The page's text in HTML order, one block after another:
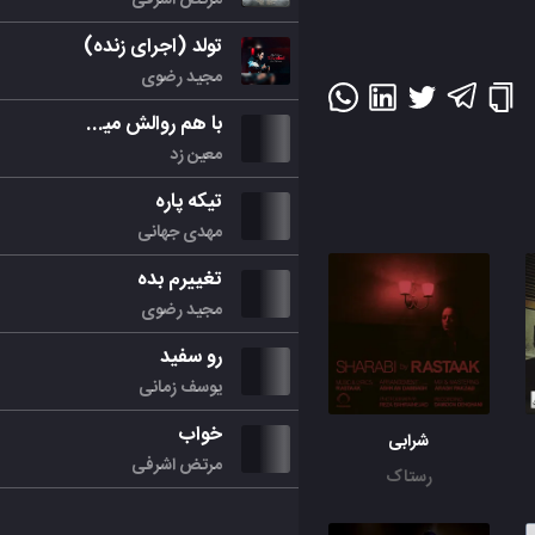
شرابی
رستاک
تولد (اجرای زنده)
مجید رضوی
با هم روالش میکنیم
معین زد
تیکه پاره
مهدی جهانی
تغییرم بده
مجید رضوی
رو سفید
یوسف زمانی
خواب
مرتض اشرفی